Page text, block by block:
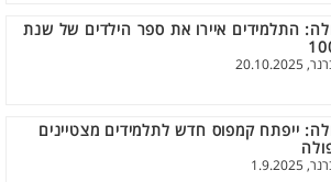
התלמידים איירו את ספר הילדים של שנת
ייפתח קמפוס חדש לתלמידים מצטיינים
1.9.2025